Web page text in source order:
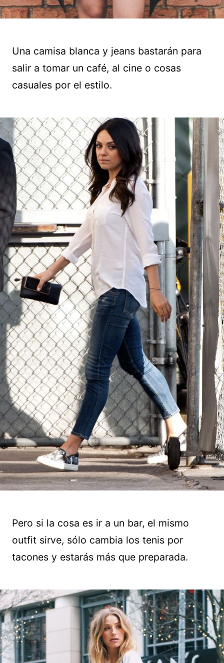
Una camisa blanca y jeans bastarán para
salir a tomar un café, al cine o cosas
casuales por el estilo.
Pero si la cosa es ir a un bar, el mismo
outfit sirve, sólo cambia los tenis por
tacones y estarás más que preparada.